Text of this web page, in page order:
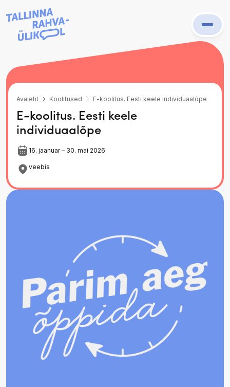
Menu
Avaleht Koolitused E-koolitus. Eesti keele individuaalõpe
E-koolitus. Eesti keele
individuaalõpe
16. jaanuar – 30. mai 2026
veebis